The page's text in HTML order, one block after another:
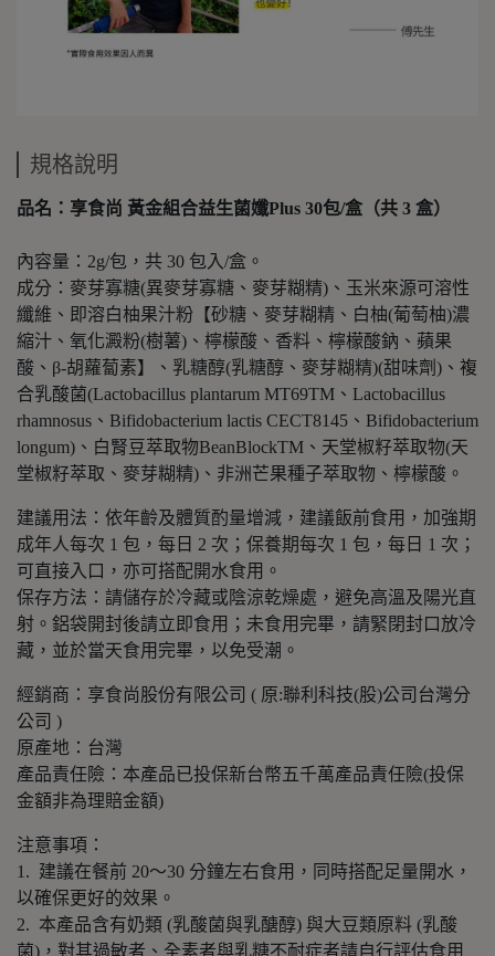
規格說明
品名：享食尚 黃金組合益生菌孅Plus 30包/盒（共 3 盒）
內容量：2g/包，共 30 包入/盒。
成分：麥芽寡糖(異麥芽寡糖、麥芽糊精)、玉米來源可溶性
纖維、即溶白柚果汁粉【砂糖、麥芽糊精、白柚(葡萄柚)濃
縮汁、氧化澱粉(樹薯)、檸檬酸、香料、檸檬酸鈉、蘋果
酸、β-胡蘿蔔素】、乳糖醇(乳糖醇、麥芽糊精)(甜味劑)、複
合乳酸菌(Lactobacillus plantarum MT69TM、Lactobacillus
rhamnosus、Bifidobacterium lactis CECT8145、Bifidobacterium
longum)、白腎豆萃取物BeanBlockTM、天堂椒籽萃取物(天
堂椒籽萃取、麥芽糊精)、非洲芒果種子萃取物、檸檬酸。
建議用法：依年齡及體質酌量增減，建議飯前食用，加強期
成年人每次 1 包，每日 2 次；保養期每次 1 包，每日 1 次；
可直接入口，亦可搭配開水食用。
保存方法：請儲存於冷藏或陰涼乾燥處，避免高溫及陽光直
射。鋁袋開封後請立即食用；未食用完畢，請緊閉封口放冷
藏，並於當天食用完畢，以免受潮。
經銷商：享食尚股份有限公司 ( 原:聯利科技(股)公司台灣分
公司 )
原產地：台灣
產品責任險：本產品已投保新台幣五千萬產品責任險(投保
金額非為理賠金額)
注意事項：
1. 建議在餐前 20～30 分鐘左右食用，同時搭配足量開水，
以確保更好的效果。
2. 本產品含有奶類 (乳酸菌與乳醣醇) 與大豆類原料 (乳酸
菌)，對其過敏者、全素者與乳糖不耐症者請自行評估食用